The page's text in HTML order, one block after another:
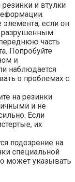
резинки и втулки
элемента, если он
часть
Попробуйте
и
наблюдается
о проблемах с
на резинки
и не
Если
их
подозрение на
специальной
может указывать